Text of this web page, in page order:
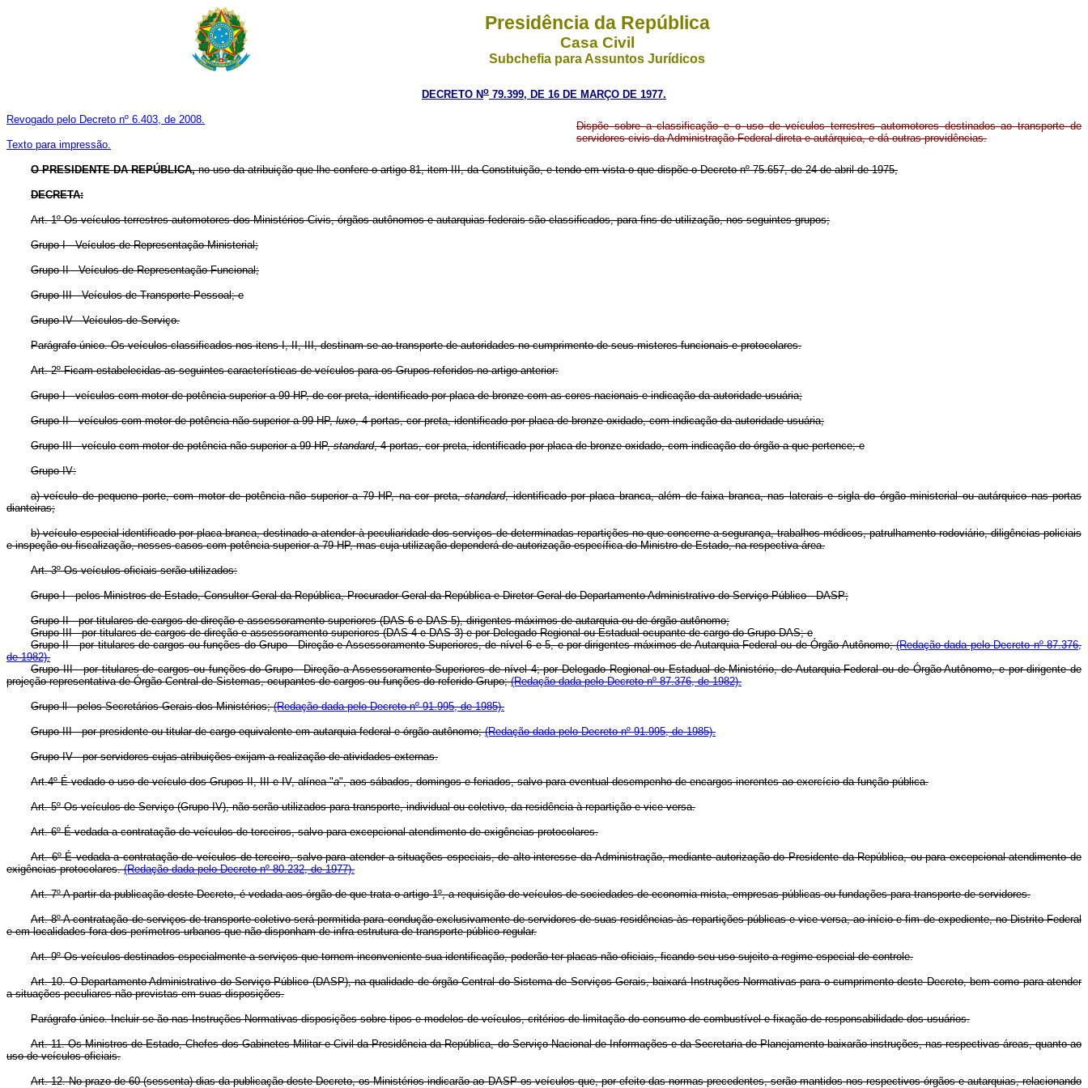
Presidência da República
Casa Civil
Subchefia para Assuntos Jurídicos
DECRETO No 79.399, DE 16 DE MARÇO DE 1977.
Revogado pelo Decreto nº 6.403, de 2008.
Texto para impressão.
Dispõe sobre a classificação e o uso de veículos terrestres automotores destinados ao transporte de
servidores civis da Administração Federal direta e autárquica, e dá outras providências.
O PRESIDENTE DA REPÚBLICA,no uso da atribuição que lhe confere o artigo 81, item III, da Constituição, e tendo em vista o que dispõe o Decreto nº 75.657, de 24 de abril de 1975,
DECRETA:
Art. 1º Os veículos terrestres automotores dos Ministérios Civis, órgãos autônomos e autarquias federais são classificados, para fins de utilização, nos seguintes grupos;
Grupo I - Veículos de Representação Ministerial;
Grupo II - Veículos de Representação Funcional;
Grupo III - Veículos de Transporte Pessoal; e
Grupo IV - Veículos de Serviço.
Parágrafo único. Os veículos classificados nos itens I, II, III, destinam-se ao transporte de autoridades no cumprimento de seus misteres funcionais e protocolares.
Art. 2º Ficam estabelecidas as seguintes características de veículos para os Grupos referidos no artigo anterior:
Grupo I - veículos com motor de potência superior a 99 HP, de cor preta, identificado por placa de bronze com as cores nacionais e indicação da autoridade usuária;
Grupo II - veículos com motor de potência não superior a 99 HP,luxo, 4 portas, cor preta, identificado por placa de bronze oxidado, com indicação da autoridade usuária;
Grupo III - veículo com motor de potência não superior a 99 HP,standard, 4 portas, cor preta, identificado por placa de bronze oxidado, com indicação do órgão a que pertence; e
Grupo IV:
a) veículo de pequeno porte, com motor de potência não superior a 79 HP, na cor preta,standard, identificado por placa branca, além de faixa branca, nas laterais e sigla do órgão ministerial ou autárquico nas portas
dianteiras;
b) veículo especial identificado por placa branca, destinado a atender à peculiaridade dos serviços de determinadas repartições no que concerne a segurança, trabalhos médicos, patrulhamento rodoviário, diligências policiais
e inspeção ou fiscalização, nesses casos com potência superior a 79 HP, mas cuja utilização dependerá de autorização específica do Ministro de Estado, na respectiva área.
Art. 3º Os veículos oficiais serão utilizados:
Grupo I - pelos Ministros de Estado, Consultor-Geral da República, Procurador-Geral da República e Diretor-Geral do Departamento Administrativo do Serviço Público - DASP;
Grupo II - por titulares de cargos de direção e assessoramento superiores (DAS-6 e DAS-5), dirigentes máximos de autarquia ou de órgão autônomo;
Grupo III - por titulares de cargos de direção e assessoramento superiores (DAS-4 e DAS-3) e por Delegado Regional ou Estadual ocupante de cargo do Grupo DAS; e
Grupo II - por titulares de cargos ou funções do Grupo - Direção e Assessoramento Superiores, de nível 6 e 5, e por dirigentes máximos de Autarquia Federal ou de Órgão Autônomo;(Redação dada pelo Decreto nº 87.376,
de 1982).
Grupo III - por titulares de cargos ou funções do Grupo - Direção a Assessoramento Superiores de nível 4; por Delegado Regional ou Estadual de Ministério, de Autarquia Federal ou de Órgão Autônomo, e por dirigente de
projeção representativa de Órgão Central de Sistemas, ocupantes de cargos ou funções do referido Grupo;(Redação dada pelo Decreto nº 87.376, de 1982).
Grupo ll - pelos Secretários-Gerais dos Ministérios;(Redação dada pelo Decreto nº 91.995, de 1985).
Grupo III - por presidente ou titular de cargo equivalente em autarquia federal e órgão autônomo;(Redação dada pelo Decreto nº 91.995, de 1985).
Grupo IV - por servidores cujas atribuições exijam a realização de atividades externas.
Art.4º É vedado o uso de veículo dos Grupos II, III e IV, alínea "a", aos sábados, domingos e feriados, salvo para eventual desempenho de encargos inerentes ao exercício da função pública.
Art. 5º Os veículos de Serviço (Grupo IV), não serão utilizados para transporte, individual ou coletivo, da residência à repartição e vice-versa.
Art. 6º É vedada a contratação de veículos de terceiros, salvo para excepcional atendimento de exigências protocolares.
Art. 6º É vedada a contratação de veículos de terceiro, salvo para atender a situações especiais, de alto interesse da Administração, mediante autorização do Presidente da República, ou para excepcional atendimento de
exigências protocolares.(Redação dada pelo Decreto nº 80.232, de 1977).
Art. 7º A partir da publicação deste Decreto, é vedada aos órgão de que trata o artigo 1º, a requisição de veículos de sociedades de economia mista, empresas públicas ou fundações para transporte de servidores.
Art. 8º A contratação de serviços de transporte coletivo será permitida para condução exclusivamente de servidores de suas residências às repartições públicas e vice-versa, ao início e fim de expediente, no Distrito Federal
e em localidades fora dos perímetros urbanos que não disponham de infra-estrutura de transporte público regular.
Art. 9º Os veículos destinados especialmente a serviços que tornem inconveniente sua identificação, poderão ter placas não oficiais, ficando seu uso sujeito a regime especial de controle.
Art. 10. O Departamento Administrativo do Serviço Público (DASP), na qualidade de órgão Central do Sistema de Serviços Gerais, baixará Instruções Normativas para o cumprimento deste Decreto, bem como para atender
a situações peculiares não previstas em suas disposições.
Parágrafo único. Incluir-se-ão nas Instruções Normativas disposições sobre tipos e modelos de veículos, critérios de limitação do consumo de combustível e fixação de responsabilidade dos usuários.
Art. 11. Os Ministros de Estado, Chefes dos Gabinetes Militar e Civil da Presidência da República, do Serviço Nacional de Informações e da Secretaria de Planejamento baixarão instruções, nas respectivas áreas, quanto ao
uso de veículos oficiais.
Art. 12. No prazo de 60 (sessenta) dias da publicação deste Decreto, os Ministérios indicarão ao DASP os veículos que, por efeito das normas precedentes, serão mantidos nos respectivos órgãos e autarquias, relacionando